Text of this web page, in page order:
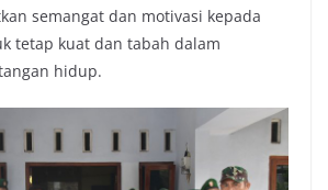
semangat dan motivasi kepada
tetap kuat dan tabah dalam
hidup.